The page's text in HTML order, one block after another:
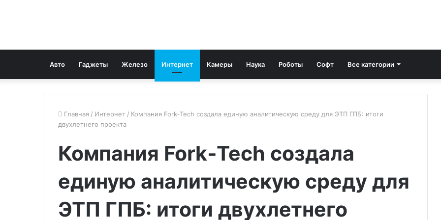
Авто Гаджеты Железо Интернет Камеры Наука Роботы Софт Все категории
Главная / Интернет / Компания Fork‑Tech создала единую аналитическую среду для ЭТП ГПБ: итоги
двухлетнего проекта
Компания Fork‑Tech создала
единую аналитическую среду для
ЭТП ГПБ: итоги двухлетнего